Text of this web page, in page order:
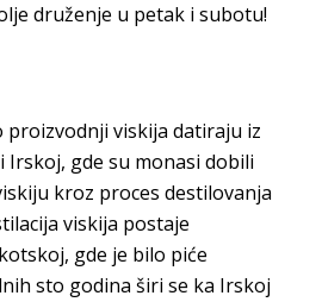
druženje u petak i subotu!
proizvodnji viskija datiraju iz
Irskoj, gde su monasi dobili
kroz proces destilovanja
viskija postaje
gde je bilo piće
sto godina širi se ka Irskoj